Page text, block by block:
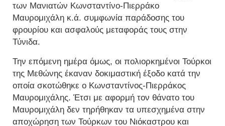
των Μανιατών Κωνσταντίνο-Πιερράκο
Μαυρομιχάλη κ.ά. συμφωνία παράδοσης του
φρουρίου και ασφαλούς μεταφοράς τους στην
Τύνιδα.
Την επόμενη ημέρα όμως, οι πολιορκημένοι Τούρκοι
της Μεθώνης έκαναν δοκιμαστική έξοδο κατά την
οποία σκοτώθηκε ο Κωνσταντίνος-Πιερράκος
Μαυρομιχάλης. Έτσι με αφορμή τον θάνατο του
Μαυρομιχάλη δεν τηρήθηκαν τα υπεσχημένα στην
αποχώρηση των Τούρκων του Νιόκαστρου και